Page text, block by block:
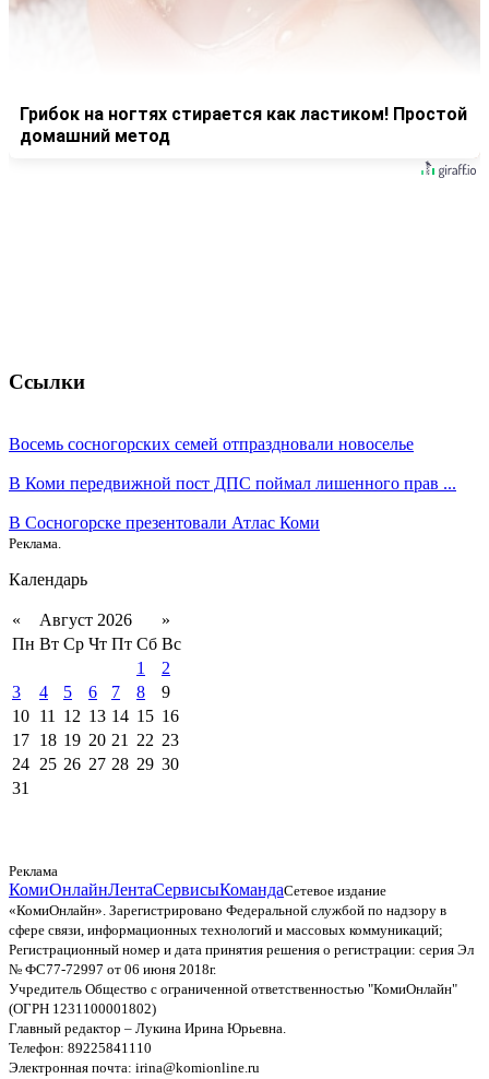
Грибок на ногтях стирается как ластиком! Простой
домашний метод
Ссылки
Восемь сосногорских семей отпраздновали новоселье
В Коми передвижной пост ДПС поймал лишенного прав ...
В Сосногорске презентовали Атлас Коми
Реклама.
Календарь
« Август 2026
»
Пн Вт Ср Чт Пт Сб Вс
1
2
3
4 5 6 7 8
9
10 11 12 13 14 15 16
17 18 19 20 21 22 23
24 25 26 27 28 29 30
31
Реклама
КомиОнлайнЛентаСервисыКомандаСетевое издание
«КомиОнлайн». Зарегистрировано Федеральной службой по надзору в
сфере связи, информационных технологий и массовых коммуникаций;
Регистрационный номер и дата принятия решения о регистрации: серия Эл
№ ФС77-72997 от 06 июня 2018г.
Учредитель Общество с ограниченной ответственностью "КомиОнлайн"
(ОГРН 1231100001802)
Главный редактор – Лукина Ирина Юрьевна.
Телефон: 89225841110
Электронная почта: irina@komionline.ru